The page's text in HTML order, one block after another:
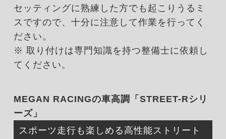
セッティングに熟練した方でも起こりうるミ
スですので、十分に注意して作業を行ってく
ださい。
※ 取り付けは専門知識を持つ整備士に依頼し
てください。
MEGAN RACINGの車高調「STREET-Rシリ
ーズ」
スポーツ走行も楽しめる高性能ストリート